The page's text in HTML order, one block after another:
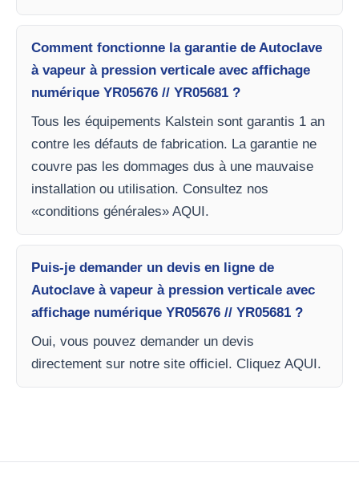
Comment fonctionne la garantie de Autoclave
à vapeur à pression verticale avec affichage
numérique YR05676 // YR05681 ?
Tous les équipements Kalstein sont garantis 1 an
contre les défauts de fabrication. La garantie ne
couvre pas les dommages dus à une mauvaise
installation ou utilisation. Consultez nos
«conditions générales» AQUI.
Puis-je demander un devis en ligne de
Autoclave à vapeur à pression verticale avec
affichage numérique YR05676 // YR05681 ?
Oui, vous pouvez demander un devis
directement sur notre site officiel. Cliquez AQUI.